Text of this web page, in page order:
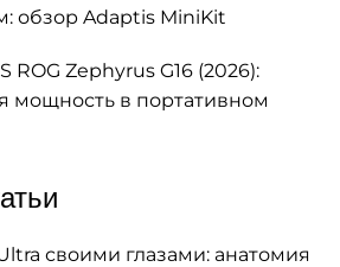
обзор Adaptis MiniKit
ROG Zephyrus G16 (2026):
мощность в портативном
своими глазами: анатомия